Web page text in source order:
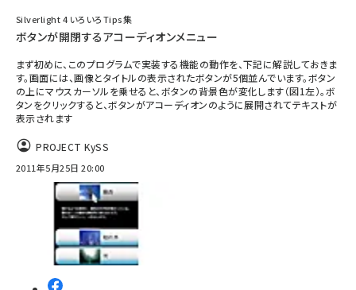
Silverlight 4 いろいろTips集
ボタンが開閉するアコーディオンメニュー
まず初めに、このプログラムで実装する機能の動作を、下記に解説しておきま
す。画面には、画像とタイトルの表示されたボタンが5個並んでいます。ボタン
の上にマウスカーソルを乗せると、ボタンの背景色が変化します（図1左）。ボ
タンをクリックすると、ボタンがアコーディオンのように展開されてテキストが
表示されます
PROJECT KySS
2011年5月25日 20:00